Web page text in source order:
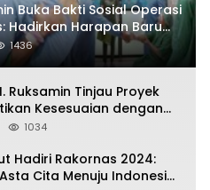
Buka Bakti Sosial Operasi
Hadirkan Harapan Baru
Konut
1436
Ruksamin Tinjau Proyek
Kesesuaian dengan
1034
Hadiri Rakornas 2024:
Cita Menuju Indonesia